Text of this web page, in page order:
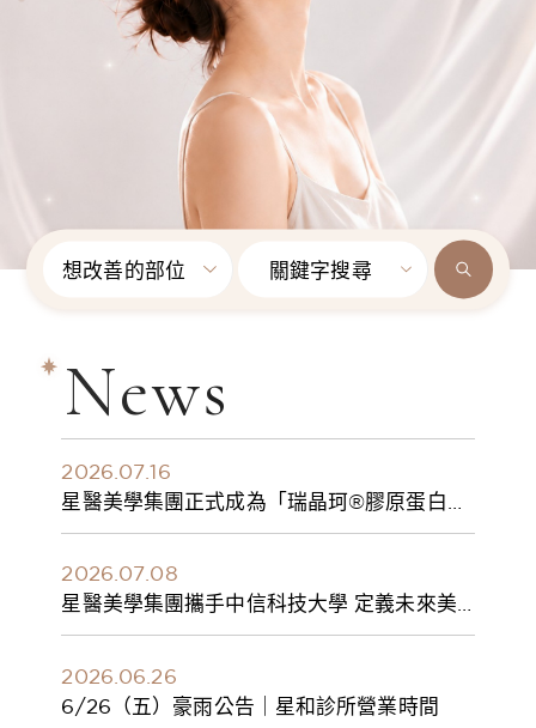
想改善的部位 關鍵字搜尋
News
2026.07.16
星醫美學集團正式成為「瑞晶珂®膠原蛋白植
入劑」台灣獨家總代理
2026.07.08
星醫美學集團攜手中信科技大學 定義未來美
學人才新標準 建構健康美學產學共育模式 串
2026.06.26
6/26（五）豪雨公告｜星和診所營業時間